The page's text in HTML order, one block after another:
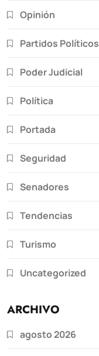
Opinión
Partidos Políticos
Poder Judicial
Política
Portada
Seguridad
Senadores
Tendencias
Turismo
Uncategorized
ARCHIVO
agosto 2026